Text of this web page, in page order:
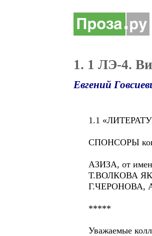
1. 1 ЛЭ-4.
Евгений
1.1
СПОНСОРЫ
АЗИЗА, от
Т.ВОЛКОВА
Г.ЧЕРОНОВА,
*****
Уважаемые